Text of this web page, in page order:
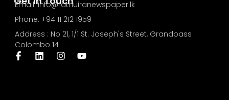
Email: info@rathuiranewspaper.lk
Phone: +94 11 212 1959
Address : No 21, 1/1 St. Joseph's Street, Grandpass
Colombo 14